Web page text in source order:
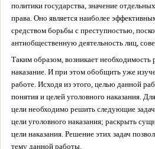
политики государства, значение
права. Оно является наиболее
средством борьбы с преступностью,
антиобщественную деятельность лиц,
Таким образом, возникает необходимость
наказание. И при этом обобщить уже
работе. Исходя из этого, целью данной
понятия и целей уголовного наказания.
цели необходимо решить следующие
цели уголовного наказания; раскрыть
цели наказания. Решение этих задач
тему данной работы.